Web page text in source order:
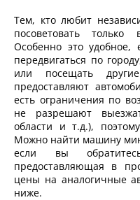
Тем, кто любит
посоветовать
Особенно это
передвигаться по
или посещать
предоставляют
есть ограничения по
не разрешают
области и т.д.),
Можно найти машину
если вы
предоставляющая в
цены на аналогичные
ниже.